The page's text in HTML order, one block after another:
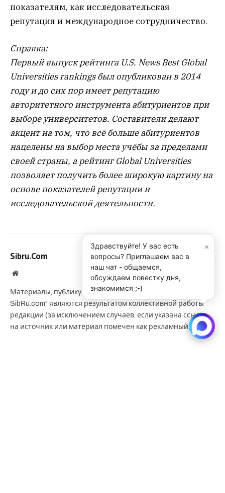
показателям, как исследовательская
репутация и международное сотрудничество.
Справка:
Первый выпуск рейтинга U.S. News Best Global
Universities rankings был опубликован в 2014
году и до сих пор имеет репутацию
авторитетного инструмента абитуриентов при
выборе университетов. Составители делают
акцент на том, что всё больше абитуриентов
нацелены на выбор места учёбы за пределами
своей страны, а рейтинг Global Universities
позволяет получить более широкую картину на
основе показателей репутации и
исследовательской деятельности.
Sibru.Com
Website
Материалы, публикуемые за авторством "Редакция
SibRu.com" являются результатом коллективной работы
редакции (за исключением случаев, если указана ссылка
на источник или материал помечен как рекламный).
×
Здравствуйте! У вас есть
вопросы? Приглашаем вас в
наш чат - общаемся,
обсуждаем повестку дня,
знакомимся ;-)